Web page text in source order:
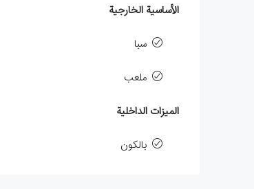
الأساسية الخارجية
سبا
ملعب
الميزات الداخلية
بالكون